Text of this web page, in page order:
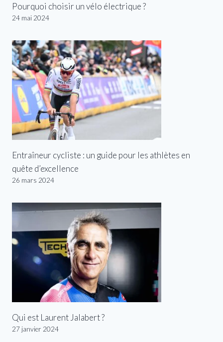
Pourquoi choisir un vélo électrique ?
24 mai 2024
Entraîneur cycliste : un guide pour les athlètes en
quête d’excellence
26 mars 2024
Qui est Laurent Jalabert ?
27 janvier 2024